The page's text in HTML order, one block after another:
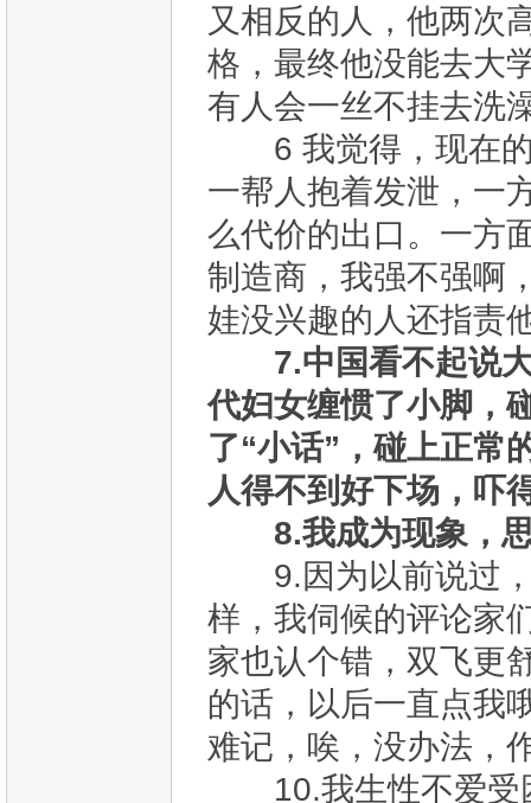
又相反的人，他两次
格，最终他没能去大
有人会一丝不挂去洗
6 我觉得，现在的
一帮人抱着发泄，一
么代价的出口。一方
制造商，我强不强啊
娃没兴趣的人还指责
7.中国看不起说
代妇女缠惯了小脚，
了“小话”，碰上正常
人得不到好下场，吓
8.我成为现象，
9.因为以前说过，
样，我伺候的评论家
家也认个错，双飞更
的话，以后一直点我
难记，唉，没办法
10.我生性不爱受